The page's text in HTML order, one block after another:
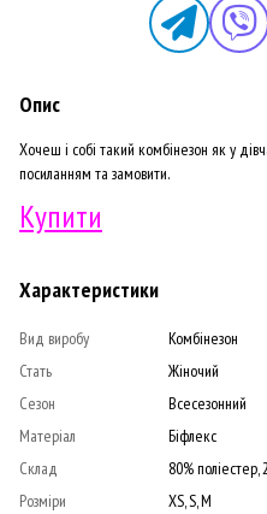
Опис
Хочеш і собі такий комбінезон як у
посиланням та замовити.
Купити
Характеристики
Вид виробу
Комбінезон
Стать
Жіночий
Сезон
Всесезонний
Матеріал
Біфлекс
Склад
80% поліестер,
Розміри
XS, S, M